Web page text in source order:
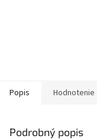
Popis Hodnotenie
Podrobný popis